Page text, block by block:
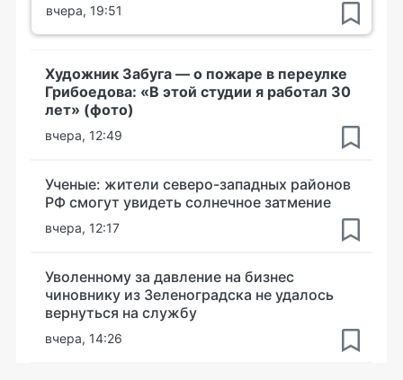
вчера, 19:51
Художник Забуга — о пожаре в переулке
Грибоедова: «В этой студии я работал 30
лет» (фото)
вчера, 12:49
Ученые: жители северо-западных районов
РФ смогут увидеть солнечное затмение
вчера, 12:17
Уволенному за давление на бизнес
чиновнику из Зеленоградска не удалось
вернуться на службу
вчера, 14:26